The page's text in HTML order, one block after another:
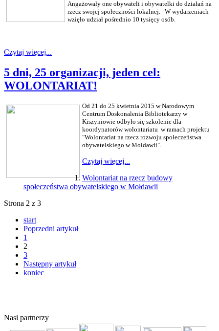
Angażowały one obywateli i obywatelki do działań na
rzecz swojej społeczności lokalnej. W wydarzeniach
wzięło udział pośrednio 10 tysięcy osób.
Czytaj więcej...
5 dni, 25 organizacji, jeden cel:
WOLONTARIAT!
Od 21 do 25 kwietnia 2015 w Narodowym
Centrum Doskonalenia Bibliotekarzy w
Kiszyniowie odbyło się szkolenie dla
koordynatorów wolontariatu w ramach projektu
"Wolontariat na rzecz rozwoju społeczeństwa
obywatelskiego w Mołdawii".
Czytaj więcej...
Wolontariat na rzecz budowy
społeczeństwa obywatelskiego w Mołdawii
Strona 2 z 3
start
Poprzedni artykuł
1
2
3
Następny artykuł
koniec
Nasi partnerzy